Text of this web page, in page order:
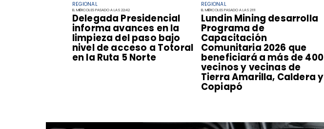
REGIONAL
EL MIÉRCOLES PASADO A LAS 22:42
​Delegada Presidencial
informa avances en la
limpieza del paso bajo
nivel de acceso a Totoral
en la Ruta 5 Norte
REGIONAL
EL MIÉRCOLES PASADO A LAS 21:11
​Lundin Mining desarrolla
Programa de
Capacitación
Comunitaria 2026 que
beneficiará a más de 400
vecinos y vecinas de
Tierra Amarilla, Caldera y
Copiapó